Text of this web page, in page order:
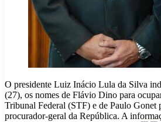
O presidente Luiz Inácio Lula da Silva
(27), os nomes de Flávio Dino para
Tribunal Federal (STF) e de Paulo Gonet
procurador-geral da República. A